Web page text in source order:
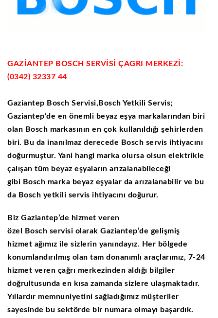
GAZİANTEP BOSCH SERVİSİ ÇAGRI MERKEZİ:
(0342) 32337 44
Gaziantep Bosch Servisi,Bosch Yetkili Servis;
Gaziantep’de en önemli beyaz eşya markalarından biri
olan Bosch markasının en çok kullanıldığı şehirlerden
biri. Bu da inanılmaz derecede Bosch servis ihtiyacını
doğurmuştur. Yani hangi marka olursa olsun elektrikle
çalışan tüm beyaz eşyaların arızalanabileceği
gibi Bosch marka beyaz eşyalar da arızalanabilir ve bu
da Bosch yetkili servis ihtiyacını doğurur.
Biz Gaziantep’de hizmet veren
özel
Bosch servisi olarak Gaziantep’de gelişmiş
hizmet ağımız ile sizlerin yanındayız. Her bölgede
konumlandırılmış olan tam donanımlı araçlarımız, 7-24
hizmet veren çağrı merkezinden aldığı bilgiler
doğrultusunda en kısa zamanda sizlere ulaşmaktadır.
Yıllardır memnuniyetini sağladığımız müşteriler
sayesinde bu sektörde bir numara olmayı başardık.